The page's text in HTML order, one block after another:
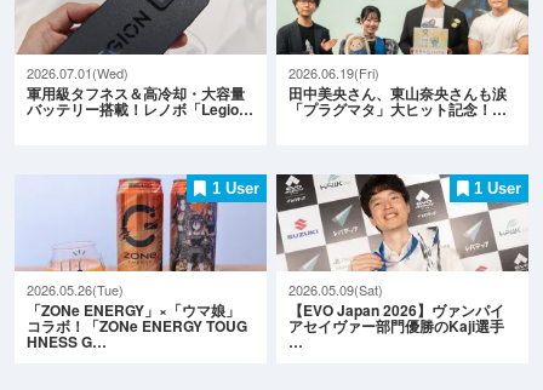
2026.07.01(Wed)
軍用級タフネス＆高冷却・大容量
バッテリー搭載！レノボ「Legio…
2026.06.19(Fri)
田中美央さん、東山奈央さんも涙
「プラグマタ」大ヒット記念！…
1 User
2026.05.26(Tue)
「ZONe ENERGY」×「ウマ娘」
コラボ！「ZONe ENERGY TOUG
HNESS G…
1 User
2026.05.09(Sat)
【EVO Japan 2026】ヴァンパイ
アセイヴァー部門優勝のKaji選手
…